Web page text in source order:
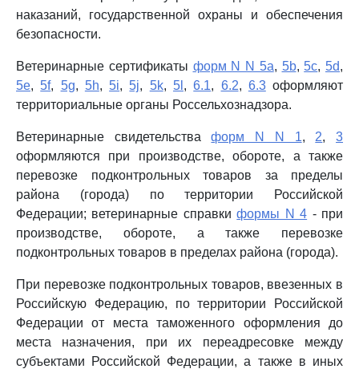
наказаний, государственной охраны и обеспечения
безопасности.
Ветеринарные сертификаты форм N N 5a, 5b, 5c, 5d,
5e, 5f, 5g, 5h, 5i, 5j, 5k, 5l ,6.1, 6.2, 6.3оформляют
территориальные органы Россельхознадзора.
Ветеринарные свидетельстваформ N N 1, 2,3
оформляются при производстве, обороте, а также
перевозке подконтрольных товаров за пределы
района (города) по территории Российской
Федерации; ветеринарные справкиформы N 4 - при
производстве, обороте, а также перевозке
подконтрольных товаров в пределах района (города).
При перевозке подконтрольных товаров, ввезенных в
Российскую Федерацию, по территории Российской
Федерации от места таможенного оформления до
места назначения, при их переадресовке между
субъектами Российской Федерации, а также в иных